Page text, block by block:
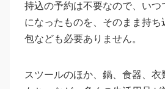
持込の予約は不要なので、いつ
になったものを、そのまま持ち
包なども必要ありません。
スツールのほか、鍋、食器、